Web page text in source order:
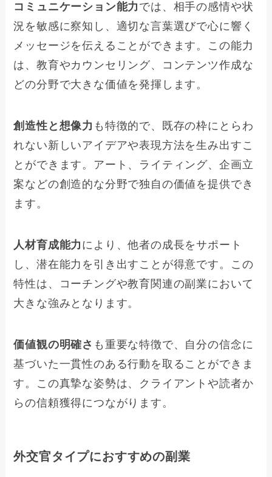
コミュニケーション能力 では、相手の感情や状
況を敏感に察知し、適切な言葉選びで心に響く
メッセージを伝えることができます。この能力
は、教育やカウンセリング、コンテンツ作成な
どの分野で大きな価値を発揮します。
創造性と想像力 も特徴的で、既存の枠にとらわ
れない新しいアイデアや表現方法を生み出すこ
とができます。アート、ライティング、企画立
案などの創造的な分野で独自の価値を提供でき
ます。
人材育成能力 により、他者の成長をサポート
し、潜在能力を引き出すことが得意です。この
特性は、コーチングや教育関連の副業において
大きな強みとなります。
価値観の明確さ も重要な特徴で、自分の信念に
基づいた一貫性のある行動を取ることができま
す。この真摯な姿勢は、クライアントや読者か
らの信頼獲得につながります。
外交官タイプにおすすめの副業